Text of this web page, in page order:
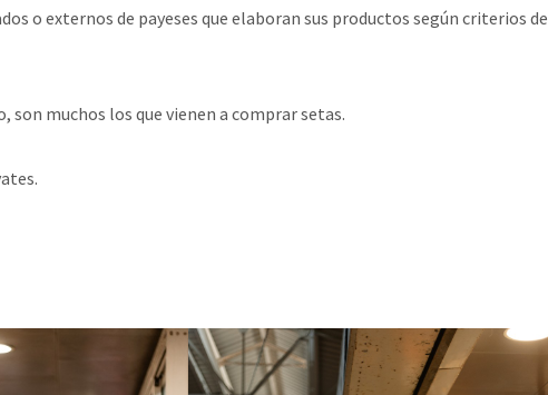
o externos de payeses que elaboran sus productos según criterios de
son muchos los que vienen a comprar setas.